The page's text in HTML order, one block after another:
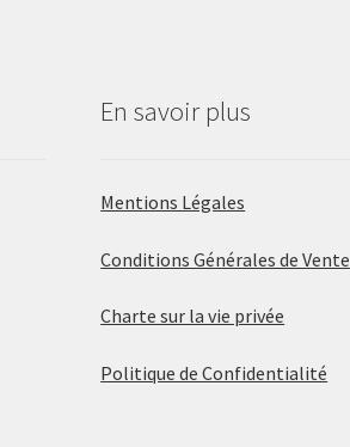
En savoir plus
Mentions Légales
Conditions Générales de Vente
Charte sur la vie privée
Politique de Confidentialité